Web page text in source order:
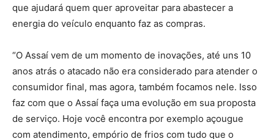
que ajudará quem quer aproveitar para abastecer a
energia do veículo enquanto faz as compras.
“O Assaí vem de um momento de inovações, até uns 10
anos atrás o atacado não era considerado para atender o
consumidor final, mas agora, também focamos nele. Isso
faz com que o Assaí faça uma evolução em sua proposta
de serviço. Hoje você encontra por exemplo açougue
com atendimento, empório de frios com tudo que o